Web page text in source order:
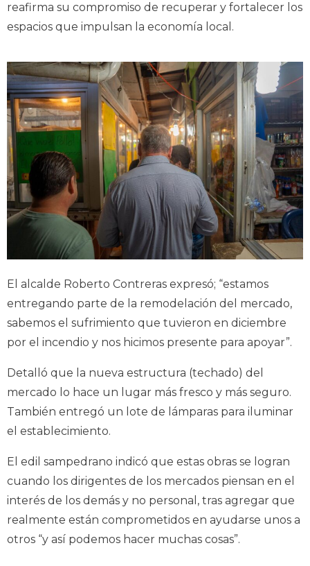
reafirma su compromiso de recuperar y fortalecer los
espacios que impulsan la economía local.
El alcalde Roberto Contreras expresó; “estamos
entregando parte de la remodelación del mercado,
sabemos el sufrimiento que tuvieron en diciembre
por el incendio y nos hicimos presente para apoyar”.
Detalló que la nueva estructura (techado) del
mercado lo hace un lugar más fresco y más seguro.
También entregó un lote de lámparas para iluminar
el establecimiento.
El edil sampedrano indicó que estas obras se logran
cuando los dirigentes de los mercados piensan en el
interés de los demás y no personal, tras agregar que
realmente están comprometidos en ayudarse unos a
otros “y así podemos hacer muchas cosas”.